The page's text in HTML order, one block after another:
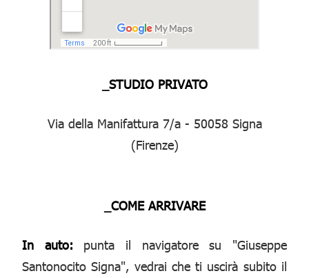
_STUDIO PRIVATO
Via della Manifattura 7/a - 50058 Signa
(Firenze)
_COME ARRIVARE
In auto: punta il navigatore su "Giuseppe
Santonocito Signa", vedrai che ti uscirà subito il